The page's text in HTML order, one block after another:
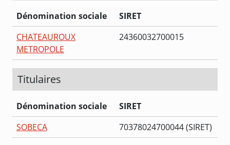
Dénomination sociale
SIRET
CHATEAUROUX
METROPOLE
24360032700015
Titulaires
Dénomination sociale
SIRET
SOBECA
70378024700044 (SIRET)